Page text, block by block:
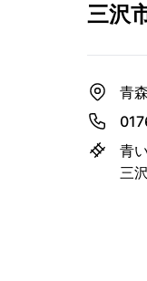
三沢
青
青
三